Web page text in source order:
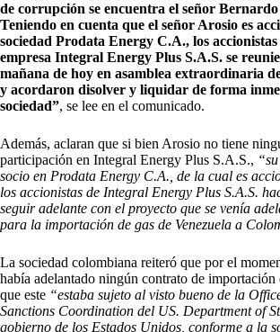
de corrupción se encuentra el señor
Teniendo en cuenta que el señor Arosio es
sociedad Prodata Energy C.A., los accionistas
empresa Integral Energy Plus S.A.S. se
mañana de hoy en asamblea extraordinaria
y acordaron disolver y liquidar de forma
sociedad”, se lee en el comunicado.
Además, aclaran que si bien Arosio no tiene
participación en Integral Energy Plus S.A.S.,
socio en Prodata Energy C.A., de la cual es
los accionistas de Integral Energy Plus S.A.S.
seguir adelante con el proyecto que se venía
para la importación de gas de Venezuela a
La sociedad colombiana reiteró que por el
había adelantado ningún contrato de importación
que este “estaba sujeto al visto bueno de la
Sanctions Coordination del US. Department of
gobierno de los Estados Unidos, conforme a la